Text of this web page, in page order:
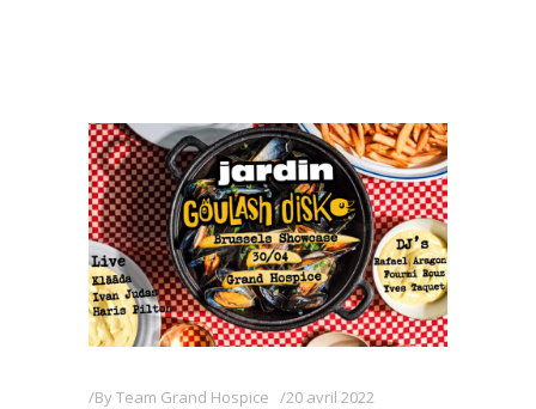
ByTeam Grand Hospice 20 avril 2022